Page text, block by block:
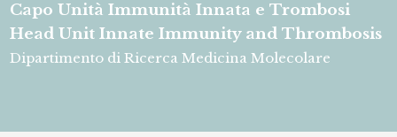
Capo Unità Immunità Innata e Trombosi
Head Unit Innate Immunity and Thrombosis
Dipartimento di Ricerca Medicina Molecolare